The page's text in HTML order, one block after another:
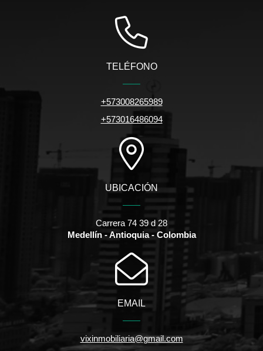
TELÉFONO
+573008265989
+573016486094
UBICACIÓN
Carrera 74 39 d 28
Medellín - Antioquia - Colombia
EMAIL
vixinmobiliaria@gmail.com